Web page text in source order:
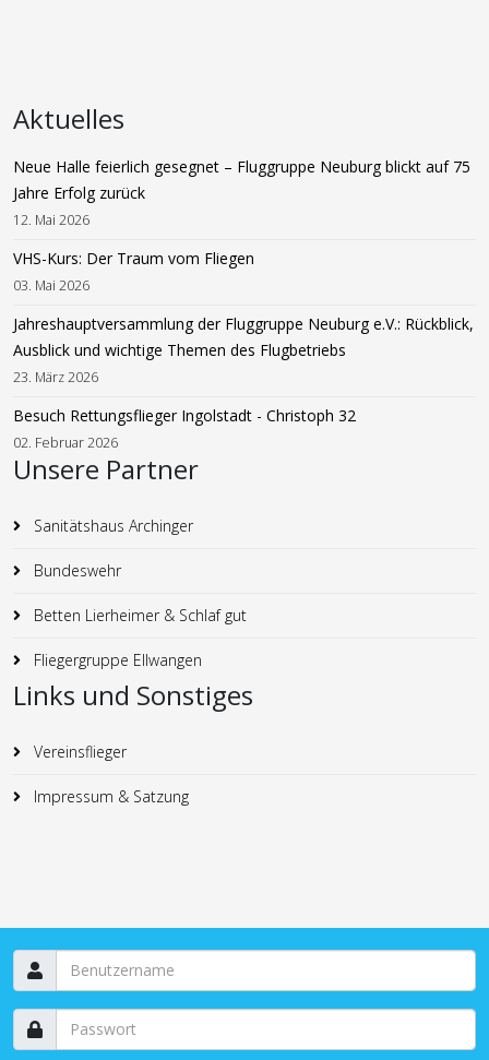
Aktuelles
Neue Halle feierlich gesegnet – Fluggruppe Neuburg blickt auf 75
Jahre Erfolg zurück
12. Mai 2026
VHS-Kurs: Der Traum vom Fliegen
03. Mai 2026
Jahreshauptversammlung der Fluggruppe Neuburg e.V.: Rückblick,
Ausblick und wichtige Themen des Flugbetriebs
23. März 2026
Besuch Rettungsflieger Ingolstadt - Christoph 32
02. Februar 2026
Unsere Partner
Sanitätshaus Archinger
Bundeswehr
Betten Lierheimer & Schlaf gut
Fliegergruppe Ellwangen
Links und Sonstiges
Vereinsflieger
Impressum & Satzung